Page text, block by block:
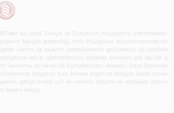
bu yana Türkiye ve Dünya’nın ihtiyaçlarını üretmektedir.
faaliyet gösterdiği, milli ihtiyaçların karşılanmasında bir
üretim ve tasarım yeteneklerinin gelişmesini ve özellikle
sahip işletmelerimiz, bölgede bulunan çok sayıda iş
Savunma ve Havacılık Kümelenmesi, Anadolu Raylı Sistemler
bölgenin tüm Ankara organize sanayisi başta olmak
geliştirilmesi için en verimli iletişim ve etkileşim ortamı
devam ediyor.